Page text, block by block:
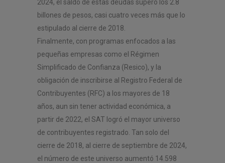
2024, el saldo de estas deudas superó los 2.8
billones de pesos, casi cuatro veces más que lo
estipulado al cierre de 2018.
Finalmente, con programas enfocados a las
pequeñas empresas como el Régimen
Simplificado de Confianza (Resico), y la
obligación de inscribirse al Registro Federal de
Contribuyentes (RFC) a los mayores de 18
años, aun sin tener actividad económica, a
partir de 2022, el SAT logró el mayor universo
de contribuyentes registrado. Tan solo del
cierre de 2018, al cierre de septiembre de 2024,
el número de este universo aumentó 14.598